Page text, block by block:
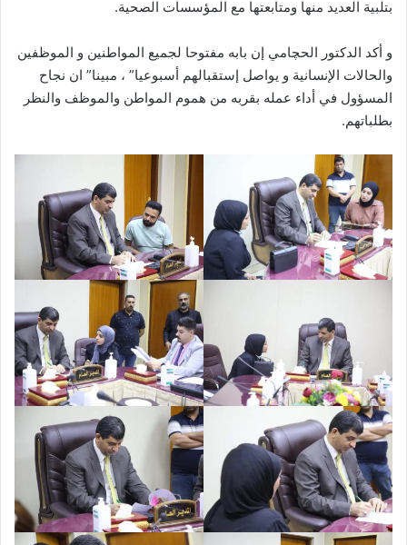
بتلبية العديد منها ومتابعتها مع المؤسسات الصحية.
و أكد الدكتور الحچامي إن بابه مفتوحا لجميع المواطنين و الموظفين
والحالات الإنسانية و يواصل إستقبالهم أسبوعيا” ، مبينا” ان نجاح
المسؤول في أداء عمله بقربه من هموم المواطن والموظف والنظر
بطلباتهم.